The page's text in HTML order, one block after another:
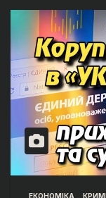
ЕКОНОМІКА